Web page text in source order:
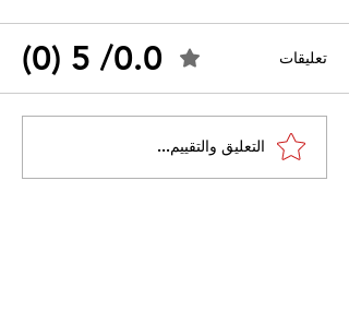
القضاء الإداري يقضي بحل
نقابة "كنابست"
تعليقات 0.0/ 5 (0)
التعليق والتقييم...